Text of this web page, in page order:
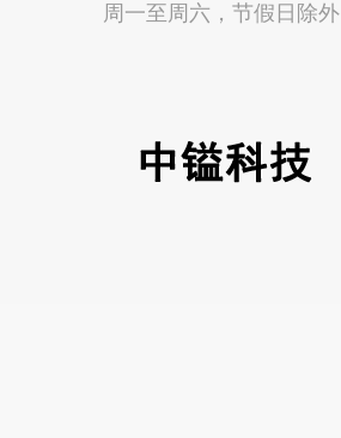
周一至周六，节假日除外